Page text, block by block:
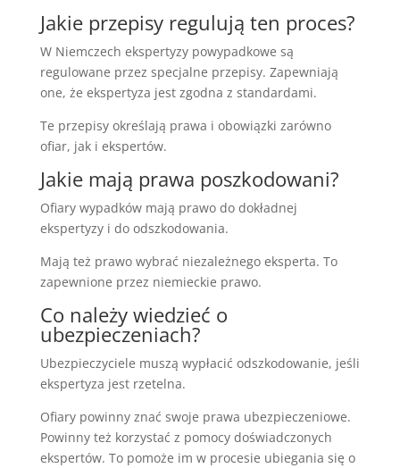
Jakie przepisy regulują ten proces?
W Niemczech ekspertyzy powypadkowe są
regulowane przez specjalne przepisy. Zapewniają
one, że ekspertyza jest zgodna z standardami.
Te przepisy określają prawa i obowiązki zarówno
ofiar, jak i ekspertów.
Jakie mają prawa poszkodowani?
Ofiary wypadków mają prawo do dokładnej
ekspertyzy i do odszkodowania.
Mają też prawo wybrać niezależnego eksperta. To
zapewnione przez niemieckie prawo.
Co należy wiedzieć o
ubezpieczeniach?
Ubezpieczyciele muszą wypłacić odszkodowanie, jeśli
ekspertyza jest rzetelna.
Ofiary powinny znać swoje prawa ubezpieczeniowe.
Powinny też korzystać z pomocy doświadczonych
ekspertów. To pomoże im w procesie ubiegania się o